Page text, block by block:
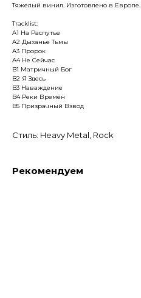
Тяжелый винил. Изготовлено в Европе.
Tracklist:
A1 На Распутье
A2 Дыханье Тьмы
A3 Пророк
A4 Не Сейчас
B1 Матричный Бог
B2 Я Здесь
B3 Наваждение
B4 Реки Времён
B5 Призрачный Взвод
Стиль: Heavy Metal, Rock
Рекомендуем